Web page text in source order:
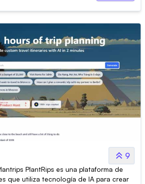
9
PlantRips es una plataforma de
que utiliza tecnología de IA para crear